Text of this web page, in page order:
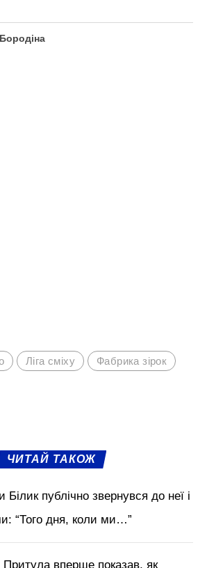
Ліга сміху Фабрика зірок
ЧИТАЙ ТАКОЖ
Білик публічно звернувся до неї і
“Того дня, коли ми…”
Притула вперше показав, як